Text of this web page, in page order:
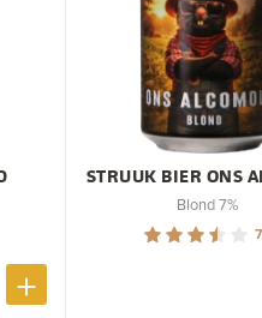
STRUUK BIER ONS
Blond 7%